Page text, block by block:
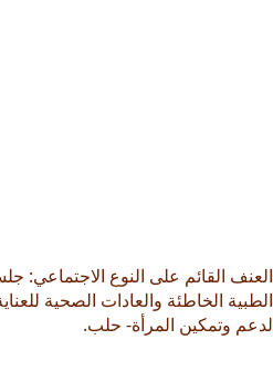
العنف القائم على النوع الاجتماعي:
الطبية الخاطئة والعادات الصحية
لدعم وتمكين المرأة- حلب.